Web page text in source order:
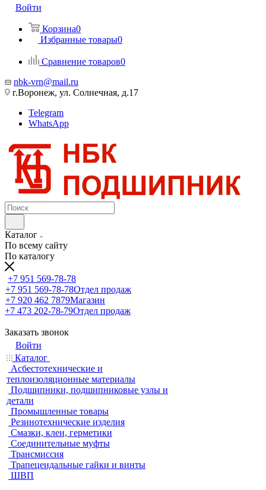
Войти
Корзина0
Избранные товары0
Сравнение товаров0
nbk-vrn@mail.ru
г.Воронеж, ул. Солнечная, д.17
Telegram
WhatsApp
Каталог
По всему сайту
По каталогу
+7 951 569-78-78
+7 951 569-78-78Отдел продаж
+7 920 462 7879Магазин
+7 473 202-78-79Отдел продаж
Заказать звонок
Войти
Каталог
Асбестотехнические и
теплоизоляционные материалы
Подшипники, подшипниковые узлы и
детали
Промышленные товары
Резинотехнические изделия
Смазки, клеи, герметики
Соединительные муфты
Трансмиссия
Трапецеидальные гайки и винты
ШВП